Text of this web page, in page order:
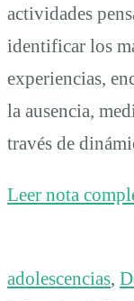
actividades
identificar los
experiencias,
la ausencia,
través de
Leer nota
adolescencias,